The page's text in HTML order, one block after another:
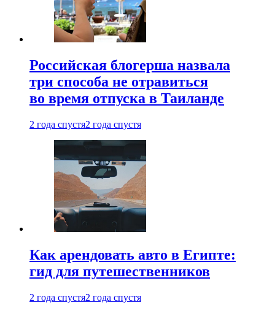
Российская блогерша назвала
три способа не отравиться
во время отпуска в Таиланде
2 года спустя2 года спустя
Как арендовать авто в Египте:
гид для путешественников
2 года спустя2 года спустя